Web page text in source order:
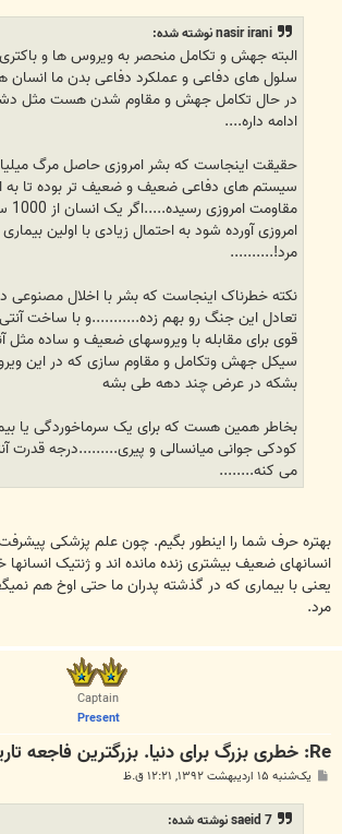
nasir irani نوشته شده:
البته جهش و تکامل منحصر به ویروس ها و
سلول های دفاعی و عملکرد دفاعی بدن ما
در حال تکامل جهش و مقاوم شدن هست مثل
ادامه داره....
حقیقت اینجاست که بشر امروزی حاصل مرگ
سیستم های دفاعی ضعیف و ضعیف تر بوده تا به
امروزی آورده شود به احتمال زیادی با اولین
مرد!..........
نکته خطرناک اینجاست که بشر با اخلال مصنوعی
تعادل این جنگ رو بهم زده...........و با ساخت
قوی برای مقابله با ویروسهای ضعیف و ساده مثل
سیکل جهش وتکامل و مقاوم سازی که در این
بشکه در عرض چند دهه طی بشه
بخاطر همین هست که برای یک سرماخوردگی یا
کودکی جوانی میانسالی و پیری.........درجه قدرت
می کنه........
بهتره حرف شما را اینطور بگیم. چون علم پزشکی
انسانهای ضعیف بیشتری زنده مانده اند و ژنتیک
یعنی با بیماری که در گذشته پدران ما حتی اوخ هم
مرد.
Captain
Present
Re: خطری بزرگ برای دنیا. بزرگترین فاجعه تاریخ بشریت
یک‌شنبه ۱۵ اردیبهشت ۱۳۹۲, ۱۲:۲۱ ق.ظ
saeid 7 نوشته شده: